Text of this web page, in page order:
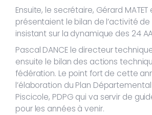
Ensuite, le secrétaire, Gérard
présentaient le bilan de l’activité
insistant sur la dynamique des 24
Pascal DANCE le directeur
ensuite le bilan des actions
fédération. Le point fort de cette
l’élaboration du Plan
Piscicole, PDPG qui va servir de
pour les années à venir.